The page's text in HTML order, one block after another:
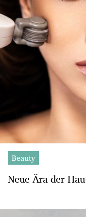
Beauty
Neue Ära der